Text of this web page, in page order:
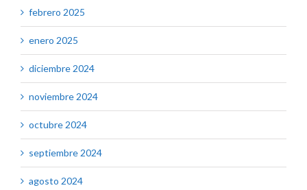
febrero 2025
enero 2025
diciembre 2024
noviembre 2024
octubre 2024
septiembre 2024
agosto 2024